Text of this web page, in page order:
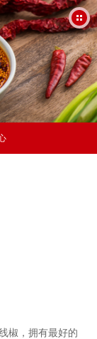
椒，拥有最好的